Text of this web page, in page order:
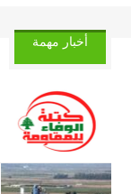
أخبار مهمة